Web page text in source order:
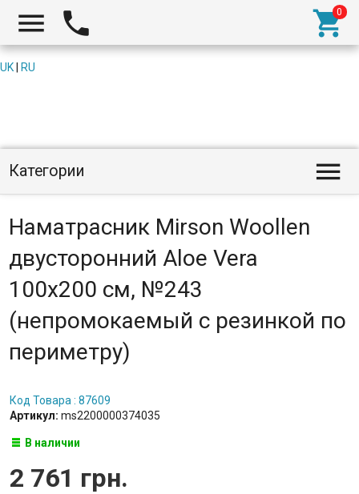
  
UK RU
Категории 
Наматрасник Mirson Woollen
двусторонний Aloe Vera
100x200 см, №243
(непромокаемый с резинкой по
периметру)
Код Товара : 87609
Артикул: ms2200000374035
В наличии
2 761 грн.